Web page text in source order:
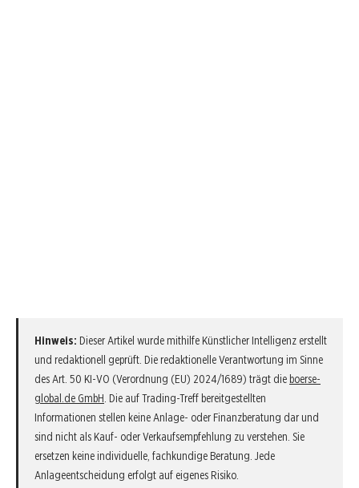
Hinweis: Dieser Artikel wurde mithilfe Künstlicher Intelligenz erstellt
und redaktionell geprüft. Die redaktionelle Verantwortung im Sinne
des Art. 50 KI-VO (Verordnung (EU) 2024/1689) trägt die boerse-
global.de GmbH . Die auf Trading-Treff bereitgestellten
Informationen stellen keine Anlage- oder Finanzberatung dar und
sind nicht als Kauf- oder Verkaufsempfehlung zu verstehen. Sie
ersetzen keine individuelle, fachkundige Beratung. Jede
Anlageentscheidung erfolgt auf eigenes Risiko.